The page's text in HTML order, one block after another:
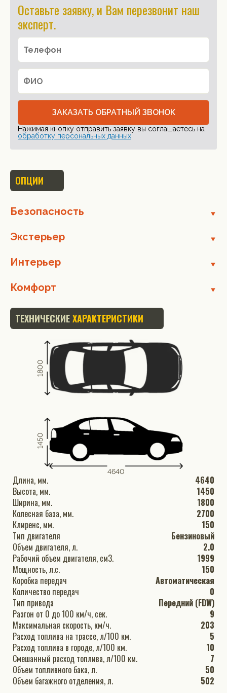
Оставьте заявку, и Вам перезвонит наш
эксперт.
ЗАКАЗАТЬ ОБРАТНЫЙ ЗВОНОК
Нажимая кнопку отправить заявку вы соглашаетесь на
обработку персональных данных
ОПЦИИ
Безопасность
Экстерьер
Интерьер
Комфорт
ТЕХНИЧЕСКИЕХАРАКТЕРИСТИКИ
4640
1450
1800
Длина, мм.
4640
Высота, мм.
1450
Ширина, мм.
1800
Колесная база, мм.
2700
Клиренс, мм.
150
Тип двигателя
Бензиновый
Объем двигателя, л.
2.0
Рабочий объем двигателя, см3.
1999
Мощность, л.с.
150
Коробка передач
Автоматическая
Количество передач
0
Тип привода
Передний (FDW)
Разгон от 0 до 100 км/ч, сек.
9
Максимальная скорость, км/ч.
203
Расход топлива на трассе, л/100 км.
5
Расход топлива в городе, л/100 км.
10
Смешанный расход топлива, л/100 км.
7
Объем топливного бака, л.
50
Объем багажного отделения, л.
502